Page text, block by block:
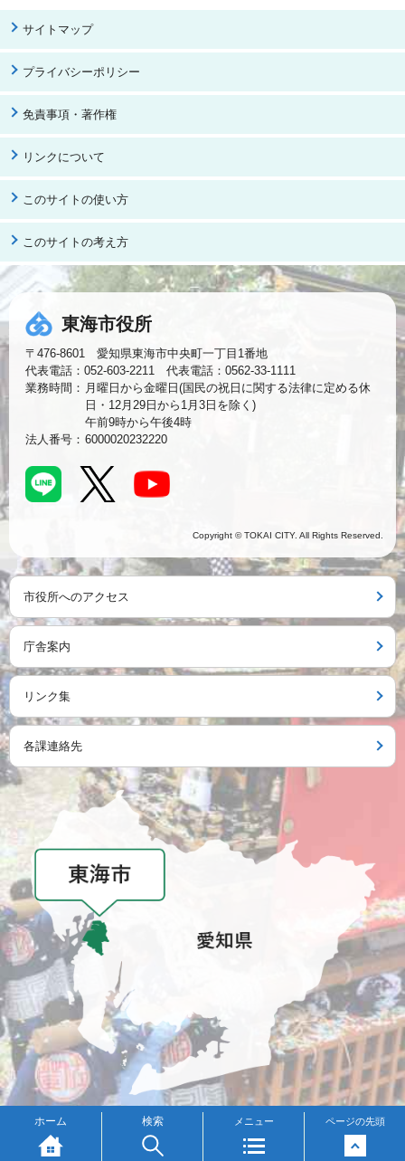
ホーム 検索 メニュー
サイトマップ
プライバシーポリシー
免責事項・著作権
リンクについて
このサイトの使い方
このサイトの考え方
東海市役所
〒476-8601 愛知県東海市中央町一丁目1番地
代表電話：052-603-2211 代表電話：0562-33-1111
業務時間： 月曜日から金曜日(国民の祝日に関する法律に定める休
日・12月29日から1月3日を除く)
午前9時から午後4時
法人番号： 6000020232220
Copyright © TOKAI CITY. All Rights Reserved.
市役所へのアクセス
庁舎案内
リンク集
各課連絡先